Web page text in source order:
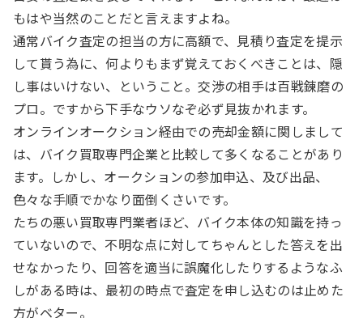
もはや当然のことだと言えますよね。
通常バイク査定の担当の方に高額で、見積り査定を提示
して貰う為に、何よりもまず覚えておくべきことは、隠
し事はいけない、ということ。交渉の相手は百戦錬磨の
プロ。ですから下手なウソなぞ必ず見抜かれます。
オンラインオークション経由での売却金額に関しまして
は、バイク買取専門企業と比較して多くなることがあり
ます。しかし、オークションの参加申込、及び出品、
色々な手順でかなり面倒くさいです。
たちの悪い買取専門業者ほど、バイク本体の知識を持っ
ていないので、不明な点に対してちゃんとした答えを出
せなかったり、回答を適当に誤魔化したりするようなふ
しがある時は、最初の時点で査定を申し込むのは止めた
方がベター。